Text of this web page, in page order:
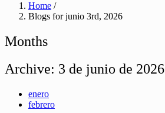
Home /
Blogs for junio 3rd, 2026
Months
Archive: 3 de junio de 2026
enero
febrero